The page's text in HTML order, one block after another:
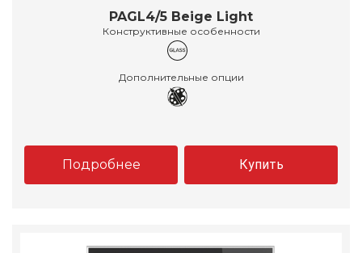
PAGL4/5 Beige Light
Конструктивные особенности
Дополнительные опции
Подробнее Купить